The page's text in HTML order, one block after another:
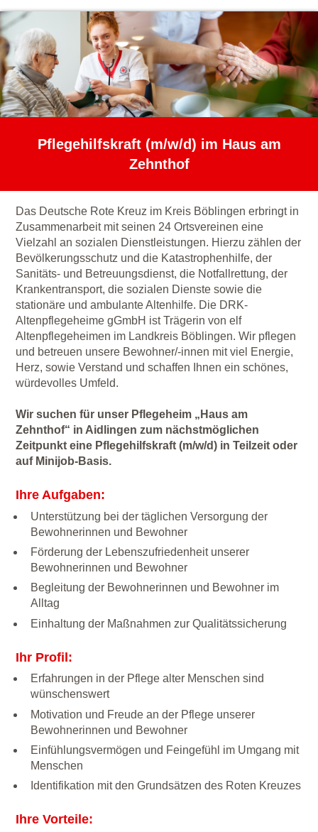
Pflegehilfskraft (m/w/d) im Haus am
Zehnthof
Das Deutsche Rote Kreuz im Kreis Böblingen erbringt in
Zusammenarbeit mit seinen 24 Ortsvereinen eine
Vielzahl an sozialen Dienstleistungen. Hierzu zählen der
Bevölkerungsschutz und die Katastrophenhilfe, der
Sanitäts- und Betreuungsdienst, die Notfallrettung, der
Krankentransport, die sozialen Dienste sowie die
stationäre und ambulante Altenhilfe. Die DRK-
Altenpflegeheime gGmbH ist Trägerin von elf
Altenpflegeheimen im Landkreis Böblingen. Wir pflegen
und betreuen unsere Bewohner/-innen mit viel Energie,
Herz, sowie Verstand und schaffen Ihnen ein schönes,
würdevolles Umfeld.
Wir suchen für unser Pflegeheim „Haus am
Zehnthof“ in Aidlingen zum nächstmöglichen
Zeitpunkt eine Pflegehilfskraft (m/w/d) in Teilzeit oder
auf Minijob-Basis.
Ihre Aufgaben:
Unterstützung bei der täglichen Versorgung der
Bewohnerinnen und Bewohner
Förderung der Lebenszufriedenheit unserer
Bewohnerinnen und Bewohner
Begleitung der Bewohnerinnen und Bewohner im
Alltag
Einhaltung der Maßnahmen zur Qualitätssicherung
Ihr Profil:
Erfahrungen in der Pflege alter Menschen sind
wünschenswert
Motivation und Freude an der Pflege unserer
Bewohnerinnen und Bewohner
Einfühlungsvermögen und Feingefühl im Umgang mit
Menschen
Identifikation mit den Grundsätzen des Roten Kreuzes
Ihre Vorteile: